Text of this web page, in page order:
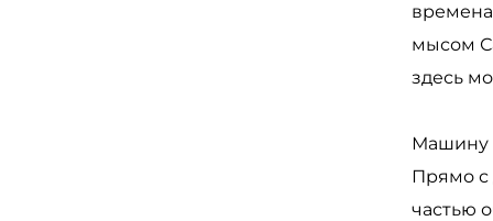
мысом
здесь
Машину
Прямо с
частью